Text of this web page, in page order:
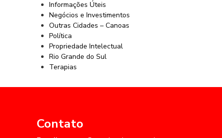
Informações Úteis
Negócios e Investimentos
Outras Cidades – Canoas
Política
Propriedade Intelectual
Rio Grande do Sul
Terapias
Contato